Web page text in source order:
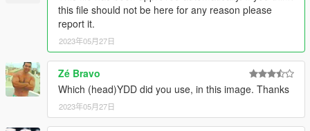
this file should not be here for any reason please
report it.
2023年05月27日
Zé Bravo
Which (head)YDD did you use, in this image. Thanks
2023年05月27日